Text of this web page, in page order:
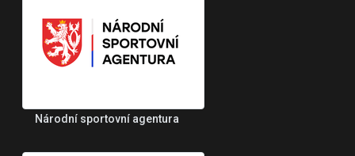
Národní sportovní agentura